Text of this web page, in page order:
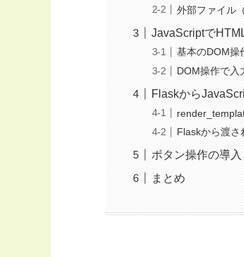
外部ファイル
JavaScriptで
基本のDOM操
DOM操作で入
Flaskから
Flaskから渡さ
ボタン操作の導
まとめ